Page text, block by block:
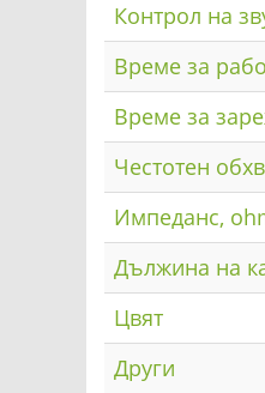
Контрол на
Време за
Време за
Честотен
Импеданс,
Дължина на
Цвят
Други